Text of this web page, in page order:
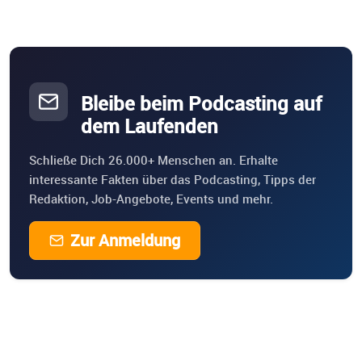
Bleibe beim Podcasting auf
dem Laufenden
Schließe Dich 26.000+ Menschen an. Erhalte
interessante Fakten über das Podcasting, Tipps der
Redaktion, Job-Angebote, Events und mehr.
Zur Anmeldung